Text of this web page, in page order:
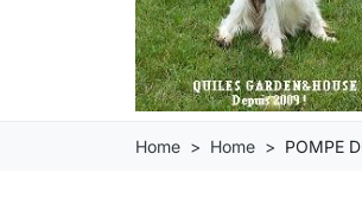
Home Home POMPE